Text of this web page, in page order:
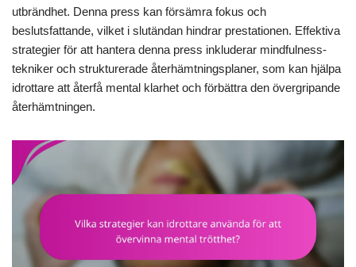
utbrändhet. Denna press kan försämra fokus och
beslutsfattande, vilket i slutändan hindrar prestationen. Effektiva
strategier för att hantera denna press inkluderar mindfulness-
tekniker och strukturerade återhämtningsplaner, som kan hjälpa
idrottare att återfå mental klarhet och förbättra den övergripande
återhämtningen.